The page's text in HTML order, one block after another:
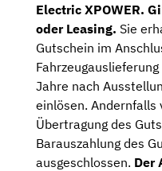
Electric XPOWER.
oder Leasing. Sie
Gutschein im
Jahre nach
einlösen. Andernfalls
Übertragung des
Barauszahlung des
ausgeschlossen. Der